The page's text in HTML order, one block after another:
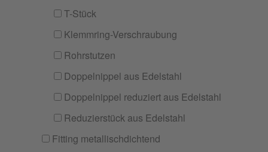
T-Stück
Klemmring-Verschraubung
Rohrstutzen
Doppelnippel aus Edelstahl
Doppelnippel reduziert aus Edelstahl
Reduzierstück aus Edelstahl
Fitting metallischdichtend